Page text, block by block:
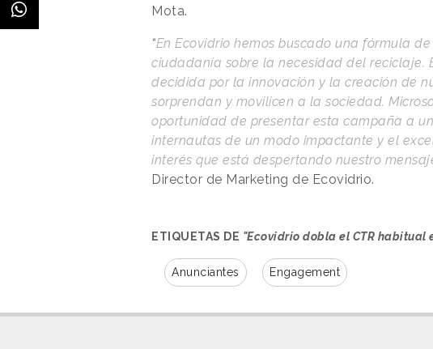
Mota.
“En Ecovidrio hemos buscado una fórmula
ciudadanía sobre la necesidad del reciclaje.
decidida por la innovación y la creación de
sorprendan y movilicen a la sociedad.
oportunidad de presentar esta campaña a
internautas de un modo impactante y el
interés que está despertando nuestro
Director de Marketing de Ecovidrio.
ETIQUETAS DE "Ecovidrio dobla el CTR
Anunciantes Engagement